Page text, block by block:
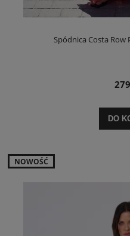
Spódnica Costa
DO
NOWOŚĆ